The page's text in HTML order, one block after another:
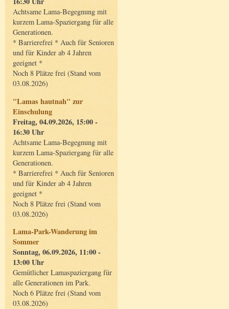
Achtsame Lama-Begegnung mit
kurzem Lama-Spaziergang für alle
Generationen.
* Barrierefrei * Auch für Senioren
und für Kinder ab 4 Jahren
geeignet *
Noch 8 Plätze frei (Stand vom
03.08.2026)
"Lamas hautnah" zur
Einschulung
Freitag, 04.09.2026, 15:00 -
16:30 Uhr
Achtsame Lama-Begegnung mit
kurzem Lama-Spaziergang für alle
Generationen.
* Barrierefrei * Auch für Senioren
und für Kinder ab 4 Jahren
geeignet *
Noch 8 Plätze frei (Stand vom
03.08.2026)
Lama-Park-Wanderung im
Sommer
Sonntag, 06.09.2026, 11:00 -
13:00 Uhr
Gemütlicher Lamaspaziergang für
alle Generationen im Park.
Noch 6 Plätze frei (Stand vom
03.08.2026)